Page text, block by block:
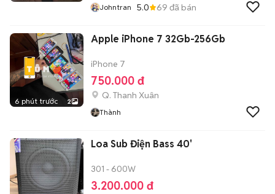
Johntran 5.0 69 đã bán
6 phút trước 2
Apple iPhone 7 32Gb-256Gb
iPhone 7
750.000 đ
Q. Thanh Xuân
Thành
Loa Sub Điện Bass 40'
301 - 600W
3.200.000 đ